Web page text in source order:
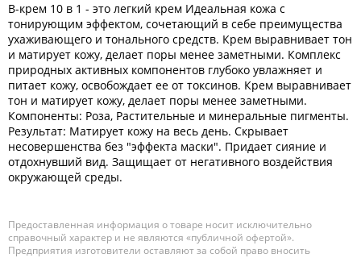
В-крем 10 в 1 - это легкий крем Идеальная кожа с
тонирующим эффектом, сочетающий в себе преимущества
ухаживающего и тонального средств. Крем выравнивает тон
и матирует кожу, делает поры менее заметными. Комплекс
природных активных компонентов глубоко увлажняет и
питает кожу, освобождает ее от токсинов. Крем выравнивает
тон и матирует кожу, делает поры менее заметными.
Компоненты: Роза, Растительные и минеральные пигменты.
Результат: Матирует кожу на весь день. Скрывает
несовершенства без "эффекта маски". Придает сияние и
отдохнувший вид. Защищает от негативного воздействия
окружающей среды.
Предоставленная информация о товаре носит исключительно
справочный характер и не являются «публичной офертой».
Предприятия изготовители оставляют за собой право вносить